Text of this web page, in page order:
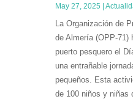
May 27, 2025
La Organización de
de Almería (OPP-71)
puerto pesquero el
una entrañable
pequeños. Esta
de 100 niños y niñas